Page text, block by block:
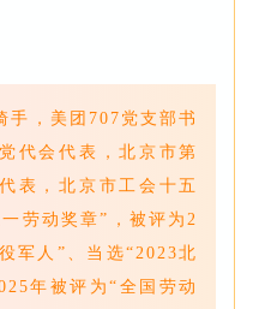
手， 美团707党支部书
代会代表，北京市第
表，北京市工会十五
劳动奖章”，被评为2
军人”、当选“2023北
年被评为“全国劳动